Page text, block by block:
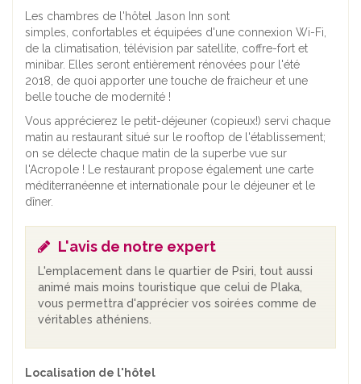
Les chambres de l'hôtel Jason Inn sont
simples, confortables et équipées d'une connexion Wi-Fi,
de la climatisation, télévision par satellite, coffre-fort et
minibar. Elles seront entièrement rénovées pour l'été
2018, de quoi apporter une touche de fraicheur et une
belle touche de modernité !
Vous apprécierez le petit-déjeuner (copieux!) servi chaque
matin au restaurant situé sur le rooftop de l'établissement;
on se délecte chaque matin de la superbe vue sur
l'Acropole ! Le restaurant propose également une carte
méditerranéenne et internationale pour le déjeuner et le
dîner.
L'avis de notre expert
L'emplacement dans le quartier de Psiri, tout aussi
animé mais moins touristique que celui de Plaka,
vous permettra d'apprécier vos soirées comme de
véritables athéniens.
Localisation de l'hôtel